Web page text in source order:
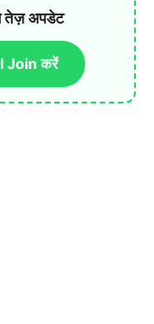
तेज़ अपडेट
Join करें